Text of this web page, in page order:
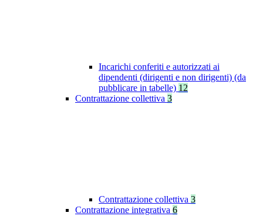
Incarichi conferiti e autorizzati ai
dipendenti (dirigenti e non dirigenti) (da
pubblicare in tabelle) 12
Contrattazione collettiva 3
Contrattazione collettiva 3
Contrattazione integrativa 6